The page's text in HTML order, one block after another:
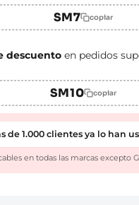
SM7 copiar
descuento en pedidos
SM10 copiar
de 1.000 clientes ya lo han
en todas las marcas excepto